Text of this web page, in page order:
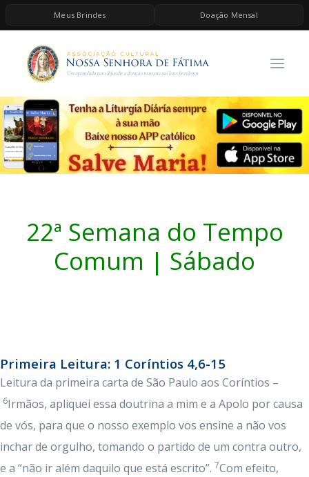
Meus Brindes Doação Mensal
HOME
A ASSOCIAÇÃO
CONTEÚDOS DE MARIA
ESPIRITUALIDADE
AS MELHORES MÚSICAS CATÓLICAS
BRINDES
22ª Semana do Tempo
Comum | Sábado
Primeira Leitura: 1 Coríntios 4,6-15
Leitura da primeira carta de São Paulo aos Coríntios –
6Irmãos, apliquei essa doutrina a mim e a Apolo por causa
de vós, para que o nosso exemplo vos ensine a não vos
inchar de orgulho, tomando o partido de um contra outro,
e a “não ir além daquilo que está escrito”. 7Com efeito,